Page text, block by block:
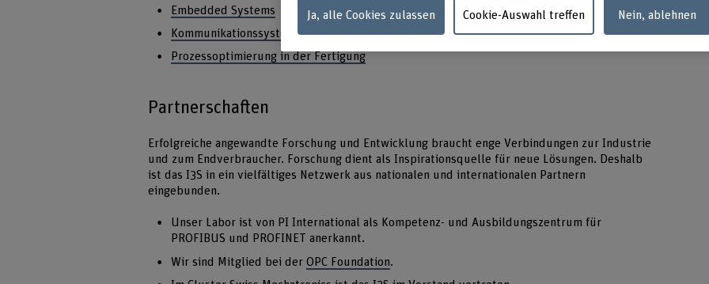
Embedded Systems
Kommunikationssysteme
Prozessoptimierung in der Fertigung
Partnerschaften
Erfolgreiche angewandte Forschung und Entwicklung braucht enge Verbindungen zur Industrie
und zum Endverbraucher. Forschung dient als Inspirationsquelle für neue Lösungen. Deshalb
ist das I3S in ein vielfältiges Netzwerk aus nationalen und internationalen Partnern
eingebunden.
Unser Labor ist von PI International als Kompetenz- und Ausbildungszentrum für
PROFIBUS und PROFINET anerkannt.
Wir sind Mitglied bei der OPC Foundation.
Ja, alle Cookies zulassen Cookie-Auswahl treffen Nein, ablehnen